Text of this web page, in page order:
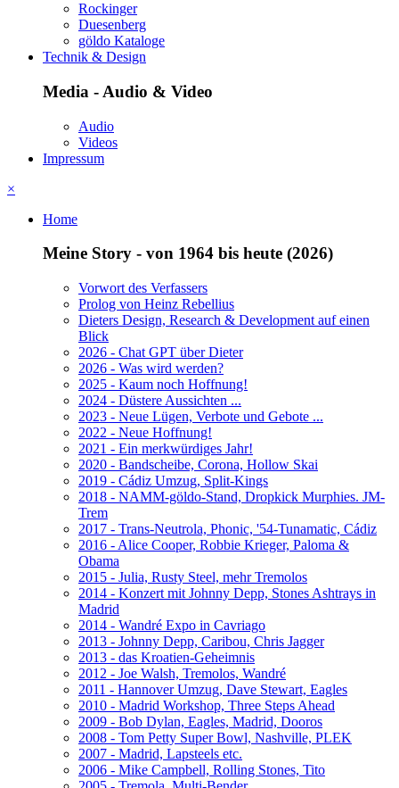
Rockinger
Duesenberg
göldo Kataloge
Technik & Design
Media - Audio & Video
Audio
Videos
Impressum
×
Home
Meine Story - von 1964 bis heute (2026)
Vorwort des Verfassers
Prolog von Heinz Rebellius
Dieters Design, Research & Development auf einen
Blick
2026 - Chat GPT über Dieter
2026 - Was wird werden?
2025 - Kaum noch Hoffnung!
2024 - Düstere Aussichten ...
2023 - Neue Lügen, Verbote und Gebote ...
2022 - Neue Hoffnung!
2021 - Ein merkwürdiges Jahr!
2020 - Bandscheibe, Corona, Hollow Skai
2019 - Cádiz Umzug, Split-Kings
2018 - NAMM-göldo-Stand, Dropkick Murphies. JM-
Trem
2017 - Trans-Neutrola, Phonic, '54-Tunamatic, Cádiz
2016 - Alice Cooper, Robbie Krieger, Paloma &
Obama
2015 - Julia, Rusty Steel, mehr Tremolos
2014 - Konzert mit Johnny Depp, Stones Ashtrays in
Madrid
2014 - Wandré Expo in Cavriago
2013 - Johnny Depp, Caribou, Chris Jagger
2013 - das Kroatien-Geheimnis
2012 - Joe Walsh, Tremolos, Wandré
2011 - Hannover Umzug, Dave Stewart, Eagles
2010 - Madrid Workshop, Three Steps Ahead
2009 - Bob Dylan, Eagles, Madrid, Dooros
2008 - Tom Petty Super Bowl, Nashville, PLEK
2007 - Madrid, Lapsteels etc.
2006 - Mike Campbell, Rolling Stones, Tito